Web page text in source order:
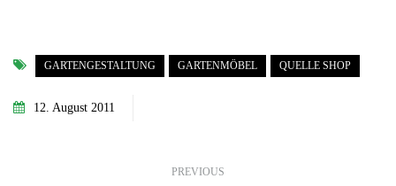
GARTENGESTALTUNG GARTENMÖBEL QUELLE SHOP
12. August 2011
PREVIOUS